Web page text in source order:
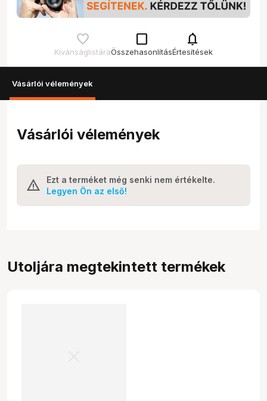
Kívánságlistára
check_box_outline_blank
Összehasonlítás
notifications
Értesítések
Vásárlói vélemények
Vásárlói vélemények
Ezt a terméket még senki nem értékelte.
Legyen Ön az első!
Utoljára megtekintett termékek